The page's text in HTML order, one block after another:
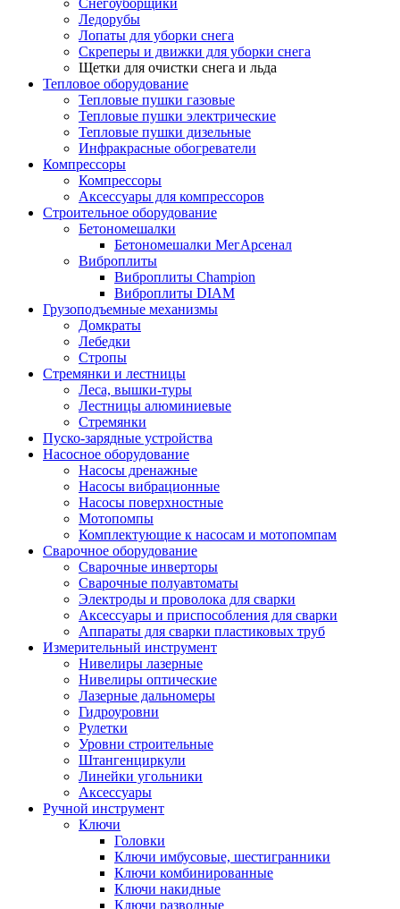
Ледорубы
Лопаты для уборки снега
Скреперы и движки для уборки снега
Щетки для очистки снега и льда
Тепловое оборудование
Тепловые пушки газовые
Тепловые пушки электрические
Тепловые пушки дизельные
Инфракрасные обогреватели
Компрессоры
Компрессоры
Аксессуары для компрессоров
Строительное оборудование
Бетономешалки
Бетономешалки МегАрсенал
Виброплиты
Виброплиты Champion
Виброплиты DIAM
Грузоподъемные механизмы
Домкраты
Лебедки
Стропы
Стремянки и лестницы
Леса, вышки-туры
Лестницы алюминиевые
Стремянки
Пуско-зарядные устройства
Насосное оборудование
Насосы дренажные
Насосы вибрационные
Насосы поверхностные
Мотопомпы
Комплектующие к насосам и мотопомпам
Сварочное оборудование
Сварочные инверторы
Сварочные полуавтоматы
Электроды и проволока для сварки
Аксессуары и приспособления для сварки
Аппараты для сварки пластиковых труб
Измерительный инструмент
Нивелиры лазерные
Нивелиры оптические
Лазерные дальномеры
Гидроуровни
Рулетки
Уровни строительные
Штангенциркули
Линейки угольники
Аксессуары
Ручной инструмент
Ключи
Головки
Ключи имбусовые, шестигранники
Ключи комбинированные
Ключи накидные
Ключи разводные